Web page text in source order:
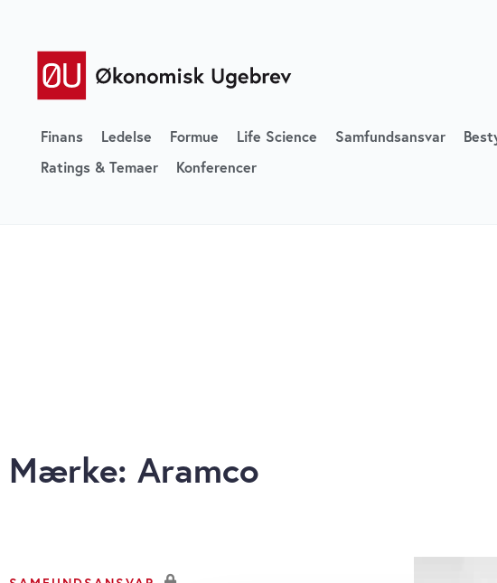
Finans Ledelse Formue Life Science Samfundsansvar
Ratings & Temaer
Konferencer
Mærke: Aramco